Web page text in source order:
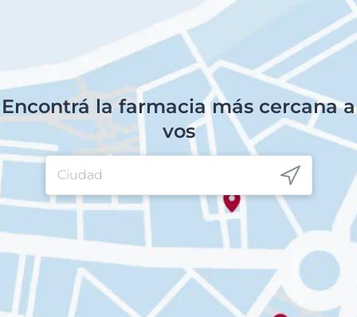
Encontrá la farmacia más cercana a
vos